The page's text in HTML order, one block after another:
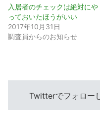
し
い
ウ
ィ
ン
ド
ウ
ク
し
て
く
だ
さ
い
ン
ウ
で
き
入居者のチェックは絶対にや
っておいたほうがいい
2017年10月31日
調査員からのお知らせ
Twitterでフォロー